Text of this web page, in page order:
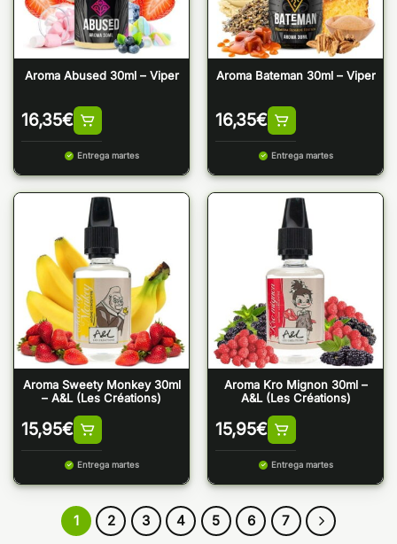
Aroma Abused 30ml – Viper
16,35€
Entrega martes
Aroma Bateman 30ml – Viper
16,35€
Entrega martes
Aroma Sweety Monkey 30ml
– A&L (Les Créations)
15,95€
Entrega martes
Aroma Kro Mignon 30ml –
A&L (Les Créations)
15,95€
Entrega martes
1 2 3 4 5 6 7